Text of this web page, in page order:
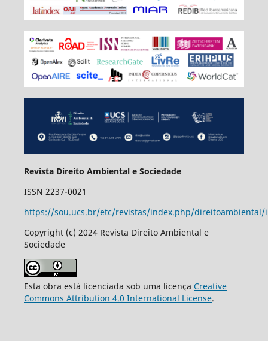
Revista Direito Ambiental e Sociedade
ISSN 2237-0021
https://sou.ucs.br/etc/revistas/index.php/direitoambiental/
Copyright (c) 2024 Revista Direito Ambiental e
Sociedade
Esta obra está licenciada sob uma licença Creative
Commons Attribution 4.0 International License.